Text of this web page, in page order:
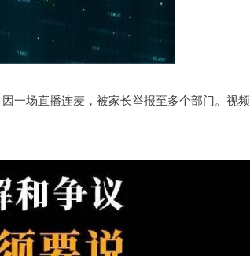
一场直播连麦，被家长举报至多个部门。视频